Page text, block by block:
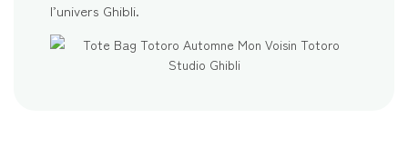
l’univers Ghibli.